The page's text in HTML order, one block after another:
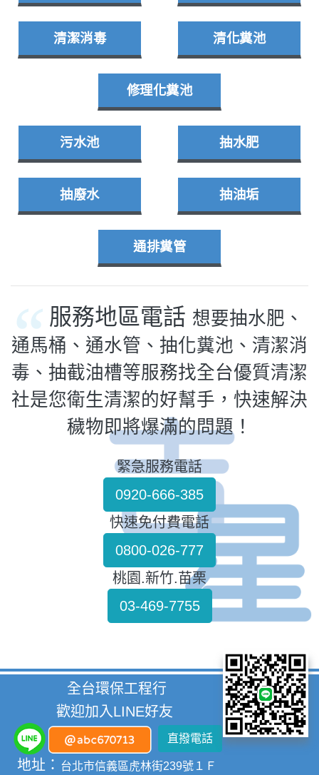
清潔消毒 清化糞池
修理化糞池
污水池 抽水肥
抽廢水 抽油垢
通排糞管
服務地區電話 想要抽水肥、
通馬桶、通水管、抽化糞池、清潔消
毒、抽截油槽等服務找全台優質清潔
社是您衛生清潔的好幫手，快速解決
穢物即將爆滿的問題！
緊急服務電話
0920-666-385
快速免付費電話
0800-026-777
桃園.新竹.苗栗
03-469-7755
全台環保工程行
歡迎加入LINE好友
直撥電話
地址： 台北市信義區虎林街239號１Ｆ